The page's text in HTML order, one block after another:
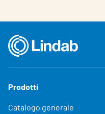
Prodotti
Catalogo generale